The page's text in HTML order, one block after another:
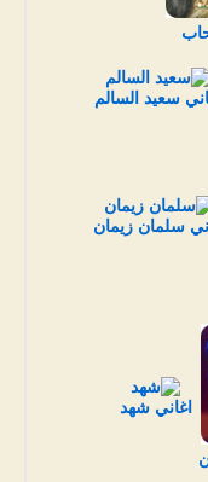
سعيد السالم
سلمان زيمان
اغاني شهد